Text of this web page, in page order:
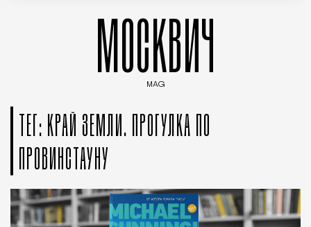
МОСКВИЧ
MAG
ТЕГ: КРАЙ ЗЕМЛИ. ПРОГУЛКА ПО
ПРОВИНСТАУНУ